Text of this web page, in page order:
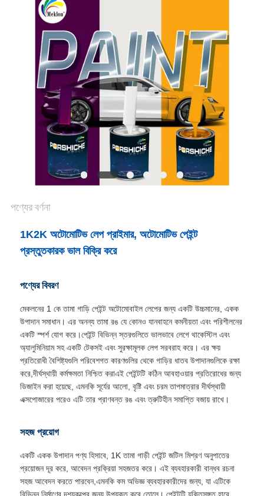
উদ্ধৃতির
আবেদন
গোপনীয়তা
নীতি
পণ্যের বর্ণনা
1K2K অটোমোটিভ লেপ প্রাইমার, অটোমোটিভ পেইন্ট
প্রস্তুতকারক ভাল বিক্রি করে
পণ্যের বিবরণ
মেকলনের 1 কে তামা গাড়ি পেইন্ট অটোমোবাইল লেপের জন্য একটি উচ্চমানের, একক
উপাদান সমাধান। এর অনন্য তামা রঙ যে কোনও যানবাহনে কমনীয়তা এবং পরিশীলনের
একটি স্পর্শ যোগ করে।পেইন্ট বিভিন্ন স্তরগুলিতে ভালভাবে লেগে থাকেস্টিল এবং
অ্যালুমিনিয়াম সহ একটি টেকসই এবং সুরক্ষামূলক লেপ সরবরাহ করে। এর ক্ষয়
প্রতিরোধী বৈশিষ্ট্যগুলি পরিবেশগত কারণগুলির থেকে গাড়ির ধাতব উপাদানগুলিকে রক্ষা
করে,দীর্ঘস্থায়ী কর্মক্ষমতা নিশ্চিত করাএই পেইন্টটি কঠিন আবহাওয়ার প্রতিরোধের জন্য
ডিজাইন করা হয়েছে, এমনকি সূর্যের আলো, বৃষ্টি এবং চরম তাপমাত্রার দীর্ঘস্থায়ী
এক্সপোজারের পরেও এটি তার প্রাণবন্ত রঙ এবং ত্রুটিহীন সমাপ্তি বজায় রাখে।
সহজ প্রয়োগ
একটি একক উপাদান পণ্য হিসাবে, 1K তামা গাড়ী পেইন্ট জটিল মিশ্রণ অনুপাতের
প্রয়োজন দূর করে, আবেদন প্রক্রিয়া সহজতর করে। এই ব্যবহারকারী বান্ধব রচনা
সহজ আবেদন করতে পারবেন,এমনকি কম অভিজ্ঞ ব্যবহারকারীদের জন্য, যা এটিকে